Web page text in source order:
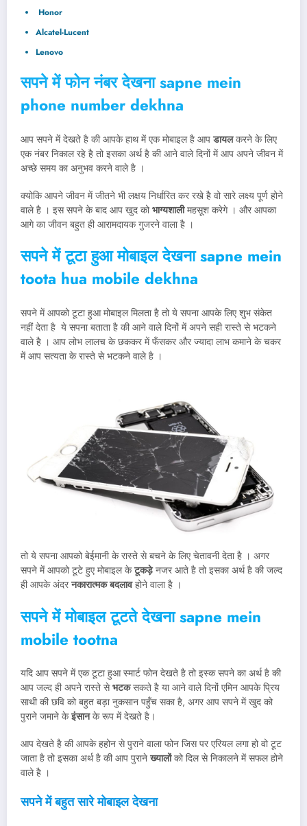
Honor
Alcatel-Lucent
Lenovo
सपने में फोन नंबर देखना sapne mein
phone number dekhna
आप सपने में देखते है की आपके हाथ में एक मोबाइल है आपडायलकरने के लिए
एक नंबर निकाल रहे है तो इसका अर्थ है की आने वाले दिनों में आप अपने जीवन में
अच्छे समय का अनुभव करने वाले है ।
क्योकि आपने जीवन में जीतने भी लक्षय निर्धारित कर रखे है वो सारे लक्ष्य पूर्ण होने
वाले है । इस सपने के बाद आप खुद कोभाग्यशालीमहसूश करेगे । और आपका
आगे का जीवन बहुत ही आरामदायक गुजरने वाला है ।
सपने में टूटा हुआ मोबाइल देखनाsapne mein
toota hua mobile dekhna
सपने में आपको टूटा हुआ मोबाइल मिलता है तो ये सपना आपके लिए शुभ संकेत
नहीं देता है ये सपना बताता है की आने वाले दिनों में अपने सही रास्ते से भटकने
वाले है । आप लोभ लालच के छककर में फँसकर और ज्यादा लाभ कमाने के चकर
में आप सत्यता के रास्ते से भटकने वाले है ।
तो ये सपना आपको बेईमानी के रास्ते से बचने के लिए चेतावनी देता है । अगर
सपने में आपको टूटे हुए मोबाइल केटूकड़ेनजर आते है तो इसका अर्थ है की जल्द
ही आपके अंदरनकारात्मक बदलावहोने वाला है ।
सपने में मोबाइल टूटते देखना sapne mein
mobile tootna
यदि आप सपने में एक टूटा हुआ स्मार्ट फोन देखते है तो इस्क सपने का अर्थ है की
आप जल्द ही अपने रास्ते सेभटकसकते है या आने वाले दिनों एमिन आपके प्रिय
साथी की छवि को बहुत बड़ा नुकसान पहुँच सका है, अगर आप सपने में खुद को
पुराने जमाने केइंसानके रूप में देखते है।
आप देखते है की आपके हहोन से पुराने वाला फोन जिस पर एरियल लगा हो वो टूट
जाता है तो इसका अर्थ है की आप पुरानेख्यालोंको दिल से निकालने में सफल होने
वाले है ।
सपने में बहुत सारे मोबाइल देखना